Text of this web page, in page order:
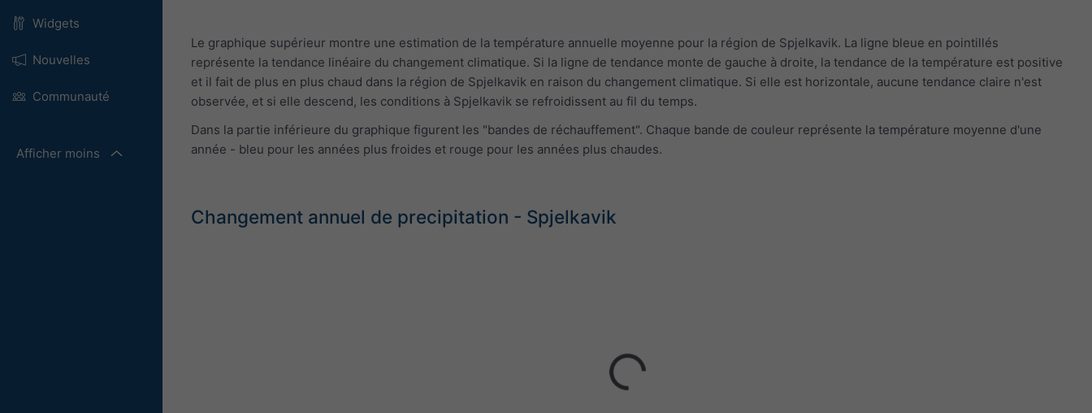
Widgets
Nouvelles
Communauté
Afficher moins
Le graphique supérieur montre une estimation de la température annuelle moyenne pour la région de Spjelkavik. La ligne bleue en pointillés
représente la tendance linéaire du changement climatique. Si la ligne de tendance monte de gauche à droite, la tendance de la température est positive
et il fait de plus en plus chaud dans la région de Spjelkavik en raison du changement climatique. Si elle est horizontale, aucune tendance claire n'est
observée, et si elle descend, les conditions à Spjelkavik se refroidissent au fil du temps.
Dans la partie inférieure du graphique figurent les "bandes de réchauffement". Chaque bande de couleur représente la température moyenne d'une
année - bleu pour les années plus froides et rouge pour les années plus chaudes.
Changement annuel de precipitation - Spjelkavik